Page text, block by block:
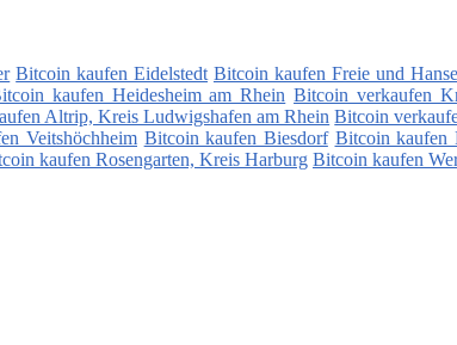
Bitcoin kaufen Eidelstedt Bitcoin kaufen Freie und
kaufen Heidesheim am Rhein Bitcoin verkaufen
Altrip, Kreis Ludwigshafen am Rhein Bitcoin
Veitshöchheim Bitcoin kaufen Biesdorf Bitcoin kaufen
kaufen Rosengarten, Kreis Harburg Bitcoin kaufen